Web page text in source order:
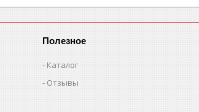
Полезное
Каталог
Отзывы